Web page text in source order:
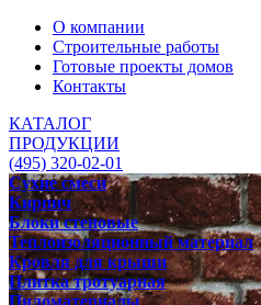
О компании
Строительные работы
Готовые проекты домов
Контакты
КАТАЛОГ
ПРОДУКЦИИ
(495) 320-02-01
Сухие смеси
Кирпич
Блоки стеновые
Теплоизоляционный материал
Кровля для крыши
Плитка тротуарная
Пиломатериалы